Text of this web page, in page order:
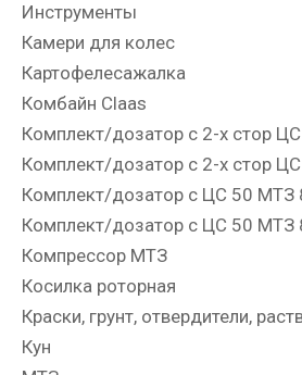
Инструменты
Камери для колес
Картофелесажалка
Комбайн Claas
Комплект/дозатор с 2-х стор
Комплект/дозатор с 2-х стор
Комплект/дозатор с ЦС 50 МТЗ
Комплект/дозатор с ЦС 50 МТЗ
Компрессор МТЗ
Косилка роторная
Краски, грунт, отвердители,
Кун